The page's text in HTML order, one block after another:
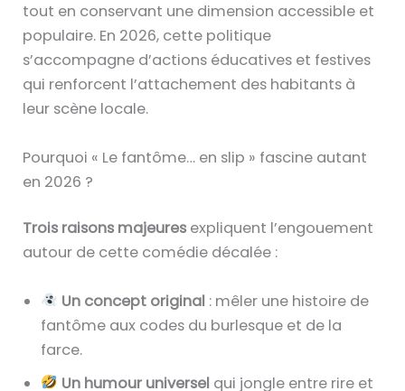
tout en conservant une dimension accessible et
populaire. En 2026, cette politique
s’accompagne d’actions éducatives et festives
qui renforcent l’attachement des habitants à
leur scène locale.
Pourquoi « Le fantôme… en slip » fascine autant
en 2026 ?
Trois raisons majeures expliquent l’engouement
autour de cette comédie décalée :
Un concept original: mêler une histoire de
fantôme aux codes du burlesque et de la
farce.
Un humour universelqui jongle entre rire et